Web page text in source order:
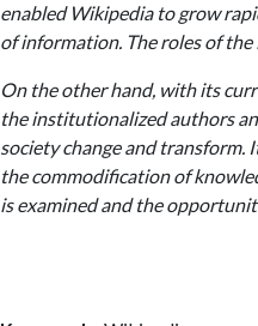
enabled Wikipedia to grow
of information. The roles of
On the other hand, with its
the institutionalized authors
society change and transform.
the commodification of
is examined and the